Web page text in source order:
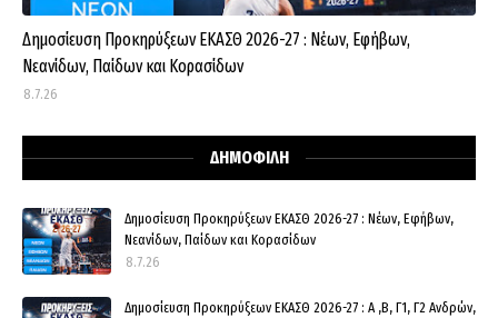
Δημοσίευση Προκηρύξεων ΕΚΑΣΘ 2026-27 : Νέων, Εφήβων,
Νεανίδων, Παίδων και Κορασίδων
8.7.26
ΔΗΜΟΦΙΛΗ
Δημοσίευση Προκηρύξεων ΕΚΑΣΘ 2026-27 : Νέων, Εφήβων,
Νεανίδων, Παίδων και Κορασίδων
8.7.26
Δημοσίευση Προκηρύξεων ΕΚΑΣΘ 2026-27 : Α ,Β, Γ1, Γ2 Ανδρών,